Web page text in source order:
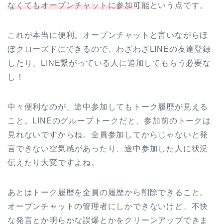
なくてもオープンチャットに参加可能という点です。
これが本当に便利。オープンチャットと言いながらほ
ぼクローズドにできるので、わざわざLINEの友達登録
したり、LINE繋がっている人に追加してもらう必要な
し！
中々便利なのが、途中参加してもトーク履歴が見える
こと。LINEのグループトークだと、参加前のトークは
見れないですからね。全員参加してからじゃないと発
言できない空気感があったり、途中参加した人に状況
伝えたり大変ですよね。
あとはトーク履歴を全員の履歴から削除できること。
オープンチャットの管理者にしかできないけど、不快
な発言とか明らかな誤爆とかをクリーンアップできま